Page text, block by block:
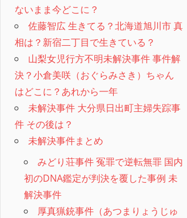
ないまま今どこに？
佐藤智広 生きてる？北海道旭川市 真
相は？新宿二丁目で生きている？
山梨女児行方不明未解決事件 事件解
決？小倉美咲（おぐらみさき）ちゃん
はどこに？あれから一年
未解決事件 大分県日出町主婦失踪事
件 その後は？
未解決事件まとめ
みどり荘事件 冤罪で逆転無罪 国内
初のDNA鑑定が判決を覆した事例 未
解決事件
厚真猟銃事件（あつまりょうじゅ